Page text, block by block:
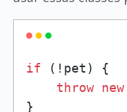
if (!pet) {
throw new
}